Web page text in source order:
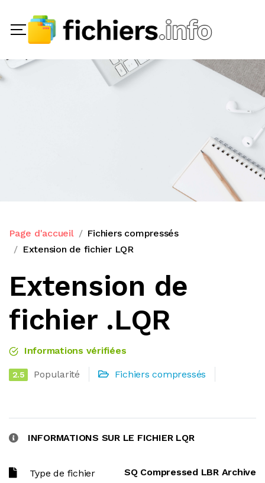
Page d'accueil
Fichiers compressés
Extension de fichier LQR
Extension de
fichier .LQR
Informations vérifiées
2.5 Popularité Fichiers compressés
INFORMATIONS SUR LE FICHIER LQR
Type de fichier SQ Compressed LBR Archive